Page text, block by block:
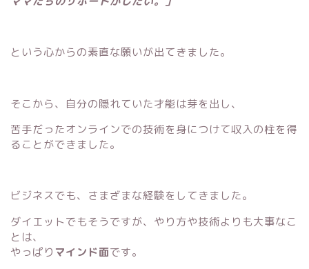
という心からの素直な願いが出てきました。
そこから、自分の隠れていた才能は芽を出し、
苦手だったオンラインでの技術を身につけて収入の柱を得
ることができました。
ビジネスでも、さまざまな経験をしてきました。
ダイエットでもそうですが、やり方や技術よりも大事なこ
とは、
やっぱり マインド面です。